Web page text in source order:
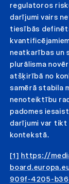
regulatoros
darījumi vairs
tiesībās
neatkarības un
plurālisma
atšķirībā no
samērā stabila
nenoteiktību
padomes
darījumi var
kontekstā.
[1] https://
909f-4205-